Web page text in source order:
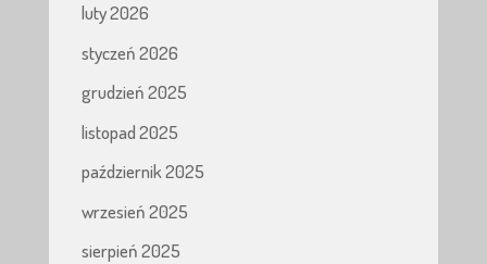
luty 2026
styczeń 2026
grudzień 2025
listopad 2025
październik 2025
wrzesień 2025
sierpień 2025